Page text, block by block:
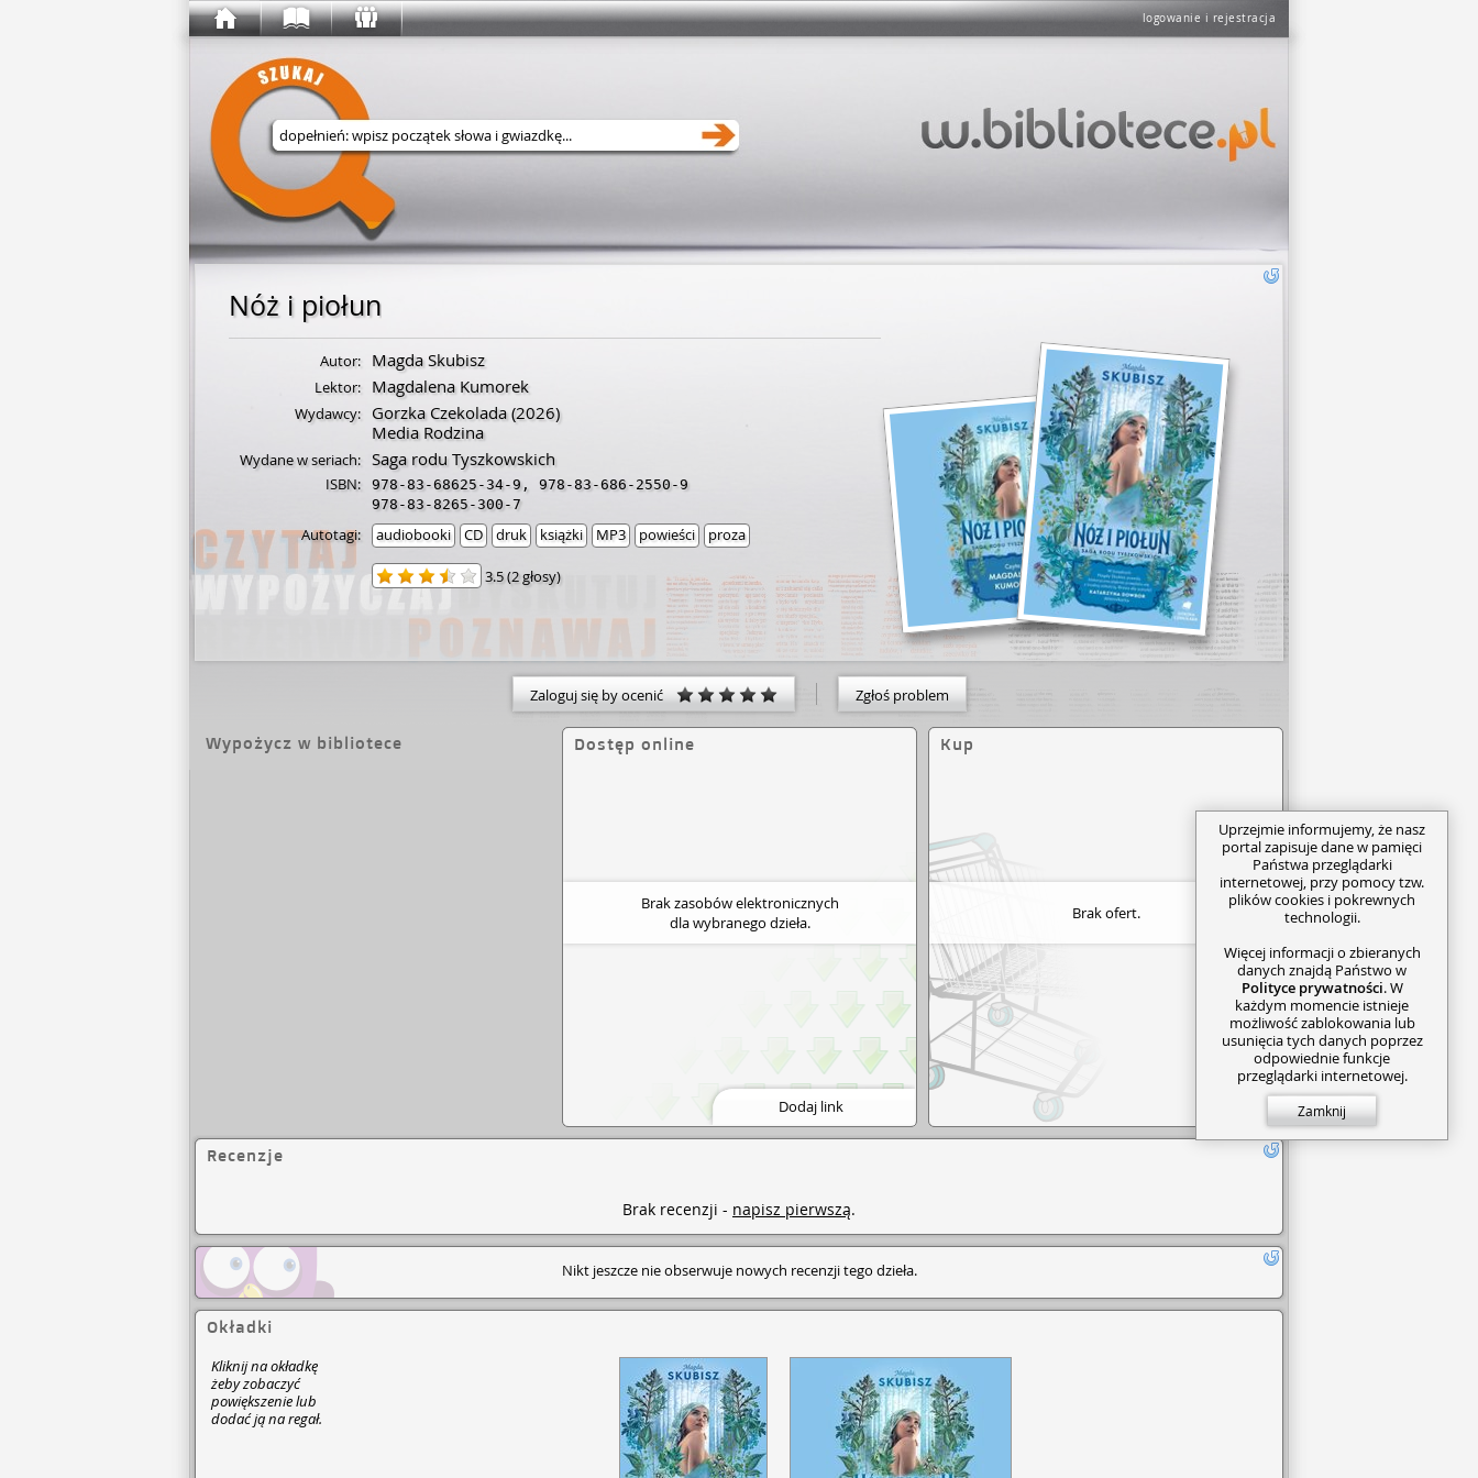
logowanie i rejestracja
Wyszukaj w serwisie
Nóż i piołun
Autor: Magda Skubisz
Lektor: Magdalena Kumorek
Wydawcy: Gorzka Czekolada(2026)
Media Rodzina
Wydane w seriach: Saga rodu Tyszkowskich
ISBN: 978-83-68625-34-9, 978-83-686-2550-9
978-83-8265-300-7
Autotagi: audiobooki CD druk książki MP3 powieści proza
3.5(2 głosy)
Zaloguj się by ocenić Zgłoś problem
Wypożycz w bibliotece Dostęp online
Brak zasobów elektronicznych
dla wybranego dzieła.
Dodaj link
Kup
Brak ofert.
Recenzje
Brak recenzji - napisz pierwszą.
Nikt jeszcze nie obserwuje nowych recenzji tego dzieła.
Okładki
Kliknij na okładkę
żeby zobaczyć
powiększenie lub
dodać ją na regał.
Uprzejmie informujemy, że nasz
portal zapisuje dane w pamięci
Państwa przeglądarki
internetowej, przy pomocy tzw.
plików cookies i pokrewnych
technologii.
Więcej informacji o zbieranych
danych znajdą Państwo w
Polityce prywatności. W
każdym momencie istnieje
możliwość zablokowania lub
usunięcia tych danych poprzez
odpowiednie funkcje
przeglądarki internetowej.
Zamknij